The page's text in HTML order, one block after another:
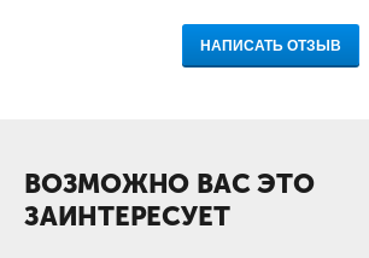
НАПИСАТЬ ОТЗЫВ
ВОЗМОЖНО ВАС ЭТО
ЗАИНТЕРЕСУЕТ